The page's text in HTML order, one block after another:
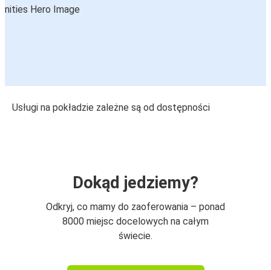
Usługi na pokładzie zależne są od dostępności
Dokąd jedziemy?
Odkryj, co mamy do zaoferowania – ponad
8000 miejsc docelowych na całym
świecie.